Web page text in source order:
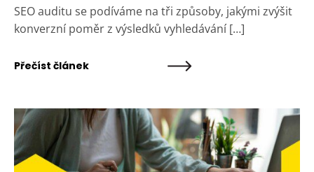
SEO auditu se podíváme na tři způsoby, jakými zvýšit
konverzní poměr z výsledků vyhledávání […]
Přečíst článek